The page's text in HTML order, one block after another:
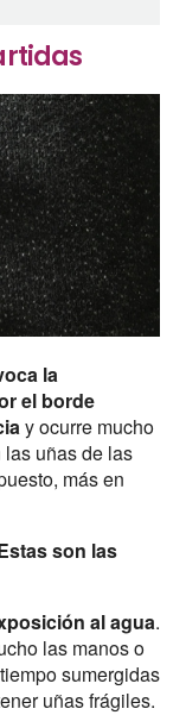
la
el borde
y ocurre mucho
las uñas de las
más en
son las
al agua.
las manos o
sumergidas
uñas frágiles.